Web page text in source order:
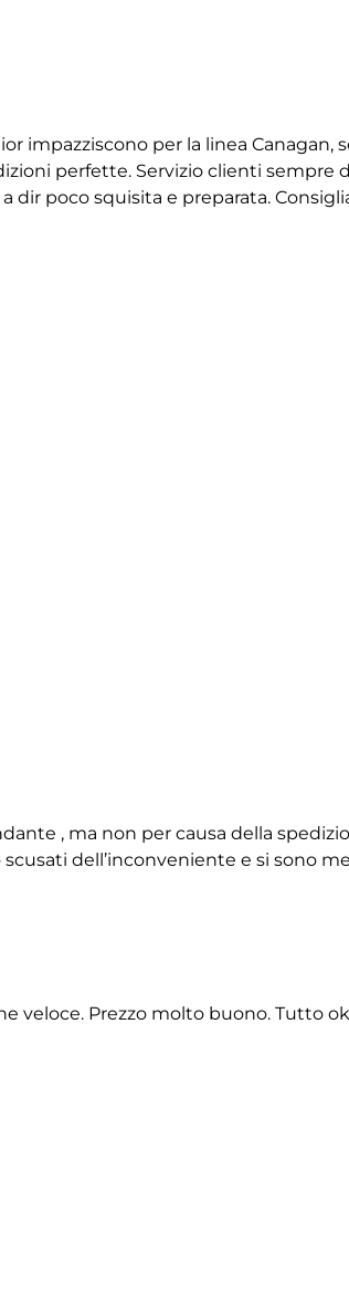
impazziscono per la linea Canagan,
perfette. Servizio clienti sempre
dir poco squisita e preparata.
, ma non per causa della
dell’inconveniente e si sono
veloce. Prezzo molto buono. Tutto